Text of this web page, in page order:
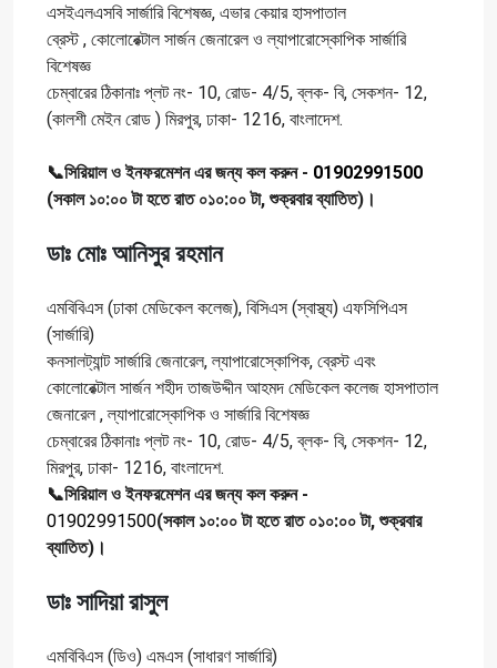
এসইএলএসবি সার্জারি বিশেষজ্ঞ, এভার কেয়ার হাসপাতাল
ব্রেস্ট , কোলোরেক্টাল সার্জন জেনারেল ও ল্যাপারোস্কোপিক সার্জারি
বিশেষজ্ঞ
চেম্বারের ঠিকানাঃ প্লট নং- 10, রোড- 4/5, ব্লক- বি, সেকশন- 12,
(কালশী মেইন রোড ) মিরপুর, ঢাকা- 1216, বাংলাদেশ.
📞সিরিয়াল ও ইনফরমেশন এর জন্য কল করুন - 01902991500
(সকাল ১০:০০ টা হতে রাত ০১০:০০ টা, শুক্রবার ব্যাতিত)।
ডাঃ মোঃ আনিসুর রহমান
এমবিবিএস (ঢাকা মেডিকেল কলেজ), বিসিএস (স্বাস্থ্য) এফসিপিএস
(সার্জারি)
কনসালট্যান্ট সার্জারি জেনারেল, ল্যাপারোস্কোপিক, ব্রেস্ট এবং
কোলোরেক্টাল সার্জন শহীদ তাজউদ্দীন আহমদ মেডিকেল কলেজ হাসপাতাল
জেনারেল , ল্যাপারোস্কোপিক ও সার্জারি বিশেষজ্ঞ
চেম্বারের ঠিকানাঃ প্লট নং- 10, রোড- 4/5, ব্লক- বি, সেকশন- 12,
মিরপুর, ঢাকা- 1216, বাংলাদেশ.
📞সিরিয়াল ও ইনফরমেশন এর জন্য কল করুন -
01902991500(সকাল ১০:০০ টা হতে রাত ০১০:০০ টা, শুক্রবার
ব্যাতিত)।
ডাঃ সাদিয়া রাসুল
এমবিবিএস (ডিও) এমএস (সাধারণ সার্জারি)